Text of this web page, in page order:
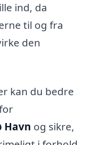
ind, da
til og fra
den
kan du bedre
Havn og sikre,